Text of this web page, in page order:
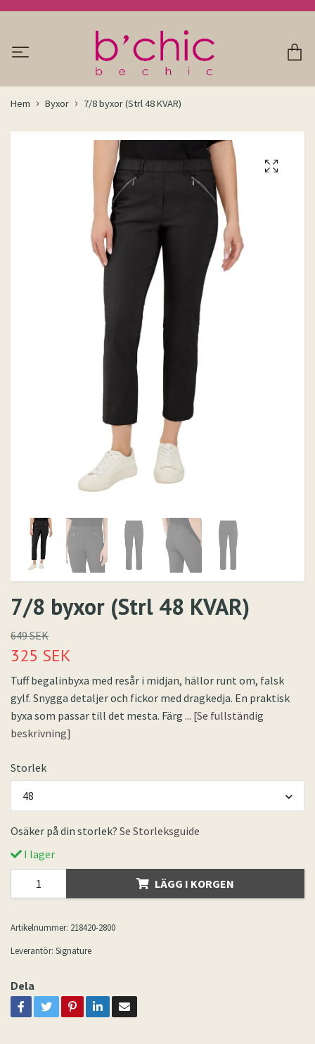
Hem Byxor 7/8 byxor (Strl 48 KVAR)
7/8 byxor (Strl 48 KVAR)
649 SEK
325 SEK
Tuff begalinbyxa med resår i midjan, hällor runt om, falsk
gylf. Snygga detaljer och fickor med dragkedja. En praktisk
byxa som passar till det mesta. Färg ... [Se fullständig
beskrivning]
Storlek
48
Osäker på din storlek? Se Storleksguide
I lager
LÄGG I KORGEN
Artikelnummer: 218420-2800
Leverantör: Signature
Dela